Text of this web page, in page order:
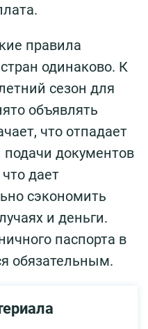
правила
одинаково. К
сезон для
объявлять
что отпадает
подачи документов
дает
сэкономить
и деньги.
паспорта в
обязательным.